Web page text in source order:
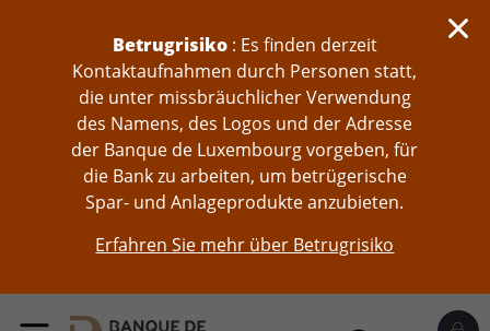
Betrugrisiko: Es finden derzeit
Kontaktaufnahmen durch Personen statt,
die unter missbräuchlicher Verwendung
des Namens, des Logos und der Adresse
der Banque de Luxembourg vorgeben, für
die Bank zu arbeiten, um betrügerische
Spar- und Anlageprodukte anzubieten.
Erfahren Sie mehr über Betrugrisiko